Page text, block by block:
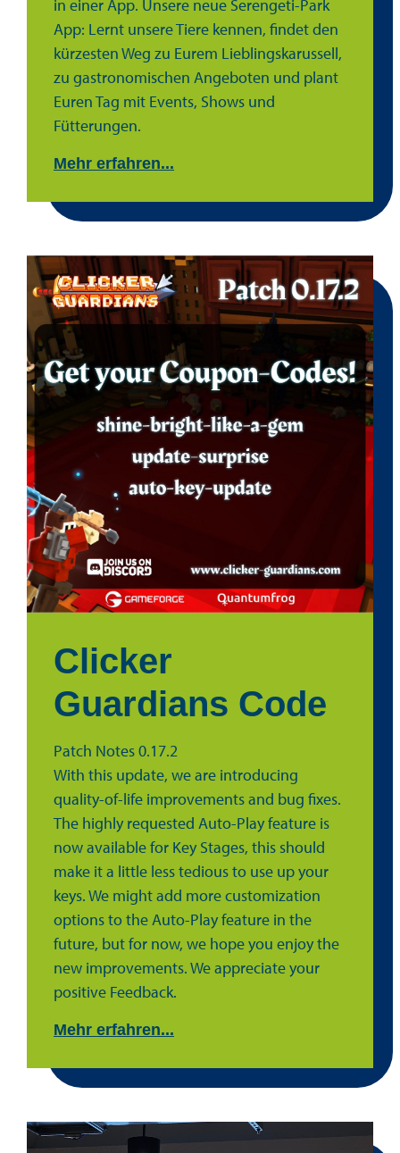
in einer App. Unsere neue Serengeti-Park
App: Lernt unsere Tiere kennen, findet den
kürzesten Weg zu Eurem Lieblingskarussell,
zu gastronomischen Angeboten und plant
Euren Tag mit Events, Shows und
Fütterungen.
Mehr erfahren...
Clicker
Guardians Code
Patch Notes 0.17.2
With this update, we are introducing
quality-of-life improvements and bug fixes.
The highly requested Auto-Play feature is
now available for Key Stages, this should
make it a little less tedious to use up your
keys. We might add more customization
options to the Auto-Play feature in the
future, but for now, we hope you enjoy the
new improvements. We appreciate your
positive Feedback.
Mehr erfahren...